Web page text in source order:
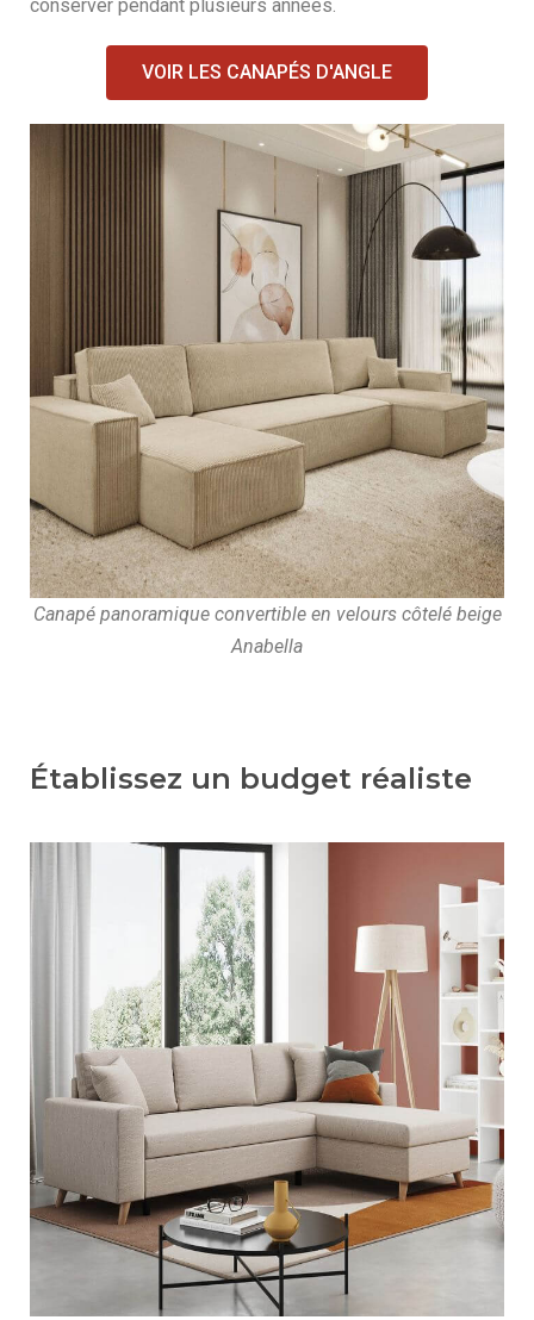
conserver pendant plusieurs années.
VOIR LES CANAPÉS D'ANGLE
Canapé panoramique convertible en velours côtelé beige
Anabella
Établissez un budget réaliste